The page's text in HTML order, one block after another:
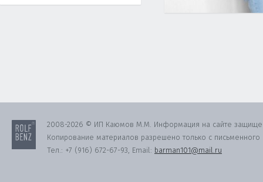
2008-2026 © ИП Каюмов М.М. Информация на сайте
Копирование материалов разрешено только с письменного
Тел.: +7 (916) 672-67-93, Email: barman101@mail.ru